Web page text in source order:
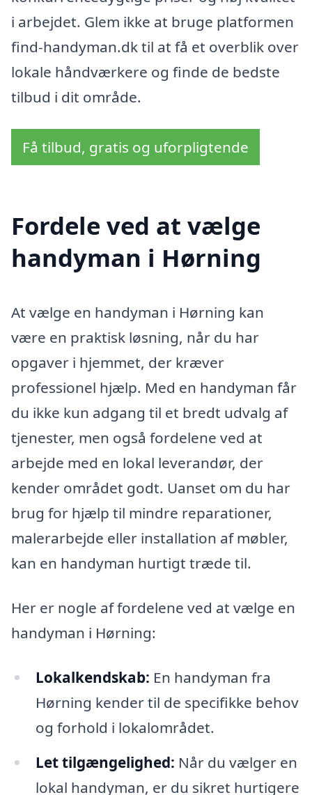
i arbejdet. Glem ikke at bruge platformen
find-handyman.dk til at få et overblik over
lokale håndværkere og finde de bedste
tilbud i dit område.
Få tilbud, gratis og uforpligtende
Fordele ved at vælge
handyman i Hørning
At vælge en handyman i Hørning kan
være en praktisk løsning, når du har
opgaver i hjemmet, der kræver
professionel hjælp. Med en handyman får
du ikke kun adgang til et bredt udvalg af
tjenester, men også fordelene ved at
arbejde med en lokal leverandør, der
kender området godt. Uanset om du har
brug for hjælp til mindre reparationer,
malerarbejde eller installation af møbler,
kan en handyman hurtigt træde til.
Her er nogle af fordelene ved at vælge en
handyman i Hørning:
Lokalkendskab: En handyman fra
Hørning kender til de specifikke behov
og forhold i lokalområdet.
Let tilgængelighed: Når du vælger en
lokal handyman, er du sikret hurtigere